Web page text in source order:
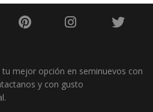
mejor opción en seminuevos con
y con gusto